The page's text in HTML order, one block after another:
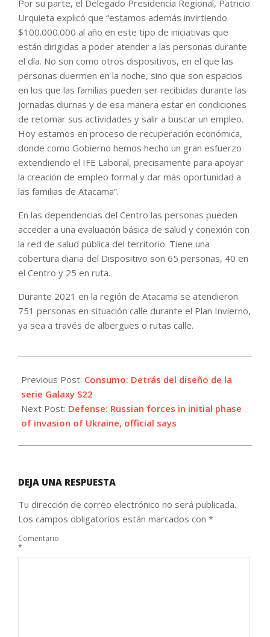
Por su parte, el Delegado Presidencia Regional, Patricio
Urquieta explicó que “estamos además invirtiendo
$100.000.000 al año en este tipo de iniciativas que
están dirigidas a poder atender a las personas durante
el día. No son como otros dispositivos, en el que las
personas duermen en la noche, sino que son espacios
en los que las familias pueden ser recibidas durante las
jornadas diurnas y de esa manera estar en condiciones
de retomar sus actividades y salir a buscar un empleo.
Hoy estamos en proceso de recuperación económica,
donde como Gobierno hemos hecho un gran esfuerzo
extendiendo el IFE Laboral, precisamente para apoyar
la creación de empleo formal y dar más oportunidad a
las familias de Atacama”.
En las dependencias del Centro las personas pueden
acceder a una evaluación básica de salud y conexión con
la red de salud pública del territorio. Tiene una
cobertura diaria del Dispositivo son 65 personas, 40 en
el Centro y 25 en ruta.
Durante 2021 en la región de Atacama se atendieron
751 personas en situación calle durante el Plan Invierno,
ya sea a través de albergues o rutas calle.
02-
24
Previous Post: Consumo: Detrás del diseño de la
serie Galaxy S22
Next Post: Defense: Russian forces in initial phase
of invasion of Ukraine, official says
DEJA UNA RESPUESTA
Tu dirección de correo electrónico no será publicada.
Los campos obligatorios están marcados con *
Comentario
*